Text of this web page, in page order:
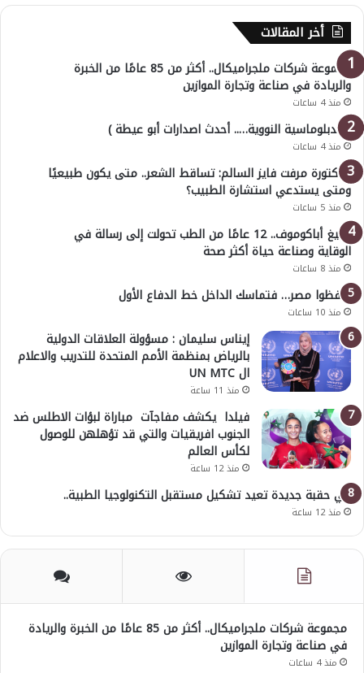
أخر المقالات
مجموعة شركات ملجراميكال.. أكثر من 85 عامًا من الخبرة
والريادة في صناعة وتجارة الموازين
منذ 4 ساعات
( الدبلوماسية النووية….. أحدث اصدارات أبو عيطة )
منذ 4 ساعات
الدكتورة مرفت فايز السالم: تساقط الشعر.. متى يكون طبيعيًا
ومتى يستدعي استشارة الطبيب؟
منذ 5 ساعات
أوليغ أباكوموف.. 12 عامًا من الطب تحولت إلى رسالة في
الوقاية وصناعة حياة أكثر صحة
منذ 8 ساعات
احفظوا مصر… فتماسك الداخل خط الدفاع الأول
منذ 10 ساعات
إيناس سليمان : مسؤولة العلاقات الدولية
بالرياض بمنظمة الأمم المتحدة للتدريب والاعلام
ال UN MTC
منذ 11 ساعة
فيلدا يكشف مفاجآت مباراة لبؤات الاطلس ضد
الجنوب افريقيات والتي قد تؤهلهن للوصول
لكأس العالم
منذ 12 ساعة
في حقبة جديدة تعيد تشكيل مستقبل التكنولوجيا الطبية..
منذ 12 ساعة
مجموعة شركات ملجراميكال.. أكثر من 85 عامًا من الخبرة والريادة
في صناعة وتجارة الموازين
منذ 4 ساعات